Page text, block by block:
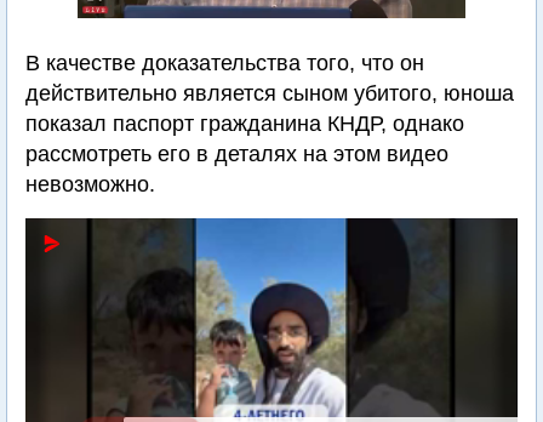
В качестве доказательства того, что он
действительно является сыном убитого, юноша
показал паспорт гражданина КНДР, однако
рассмотреть его в деталях на этом видео
невозможно.